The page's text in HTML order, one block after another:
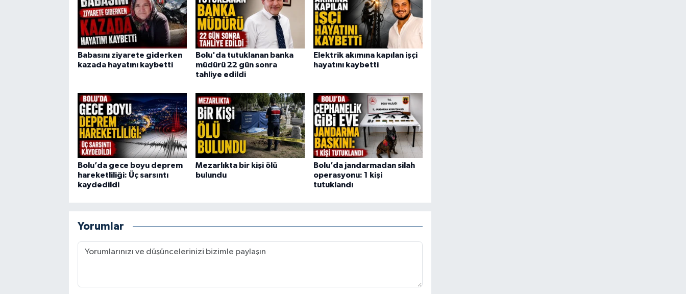
Babasını ziyarete giderken
kazada hayatını kaybetti
Bolu'da tutuklanan banka
müdürü 22 gün sonra
tahliye edildi
Elektrik akımına kapılan işçi
hayatını kaybetti
Bolu’da gece boyu deprem
hareketliliği: Üç sarsıntı
kaydedildi
Mezarlıkta bir kişi ölü
bulundu
Bolu’da jandarmadan silah
operasyonu: 1 kişi
tutuklandı
Yorumlar